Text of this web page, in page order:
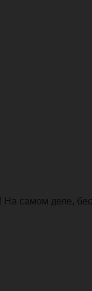
! На самом деле,